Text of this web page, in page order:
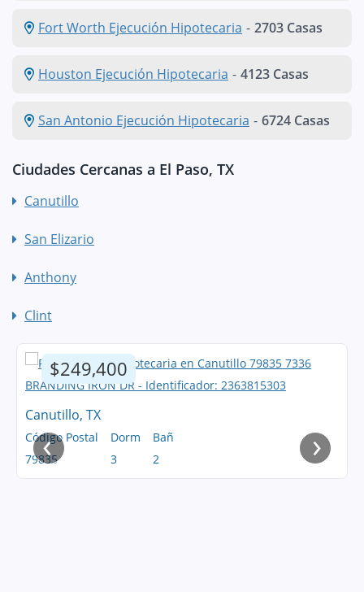
Fort Worth Ejecución Hipotecaria - 2703 Casas
Houston Ejecución Hipotecaria - 4123 Casas
San Antonio Ejecución Hipotecaria - 6724 Casas
Ciudades Cercanas a El Paso, TX
Canutillo
San Elizario
Anthony
Clint
$249,400
Canutillo, TX
Código Postal
79835
Dorm
3
Bañ
2
‹ ›